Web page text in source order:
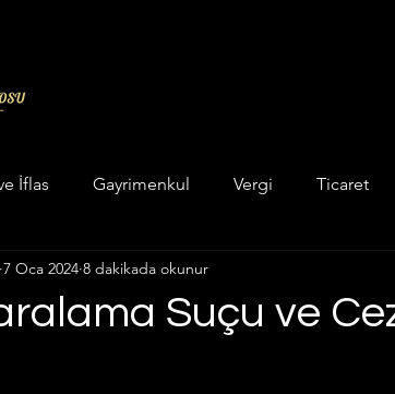
İflas Gayrimenkul Vergi Ticaret
categorizar Unkategorisiert
Suçu ve
7 Oca 2024 8 dakikada okunur